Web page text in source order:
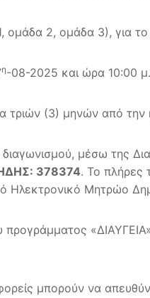
ομάδα 2, ομάδα 3), για
η-08-2025 και ώρα 10:00
τριών (3) μηνών από
μέσω της
378374. Το πλήρες
Ηλεκτρονικό Μητρώο
προγράμματος
μπορούν να